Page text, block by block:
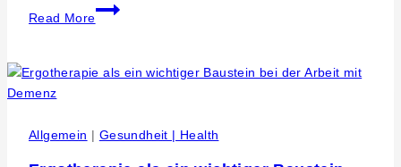
Read More
Wir
sind
–
rund
Allgemein | Gesundheit | Health